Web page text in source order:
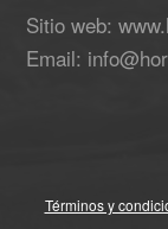
Sitio web:
Email:
Términos y